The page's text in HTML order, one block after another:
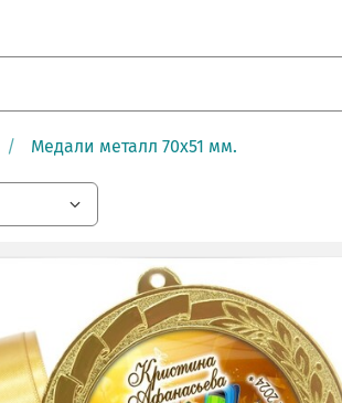
Медали металл 70х51 мм.